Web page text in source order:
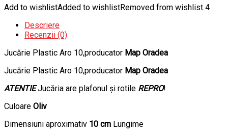
Add to wishlistAdded to wishlistRemoved from wishlist 4
Descriere
Recenzii (0)
Jucărie Plastic Aro 10,producator Map Oradea
Jucărie Plastic Aro 10,producator Map Oradea
ATENTIEJucăria are plafonul și rotile REPRO!
Culoare Oliv
Dimensiuni aproximativ 10 cm Lungime